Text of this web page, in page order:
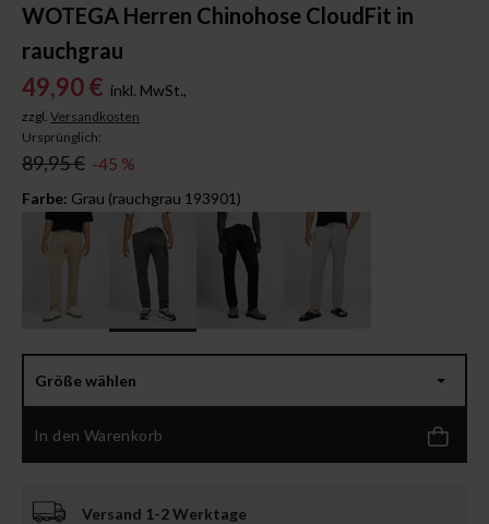
WOTEGA Herren Chinohose CloudFit in
rauchgrau
49,90 € inkl. MwSt.,
zzgl. Versandkosten
Ursprünglich:
89,95 € -45 %
Farbe: Grau (rauchgrau 193901)
Größe wählen
In den Warenkorb
Versand 1-2 Werktage